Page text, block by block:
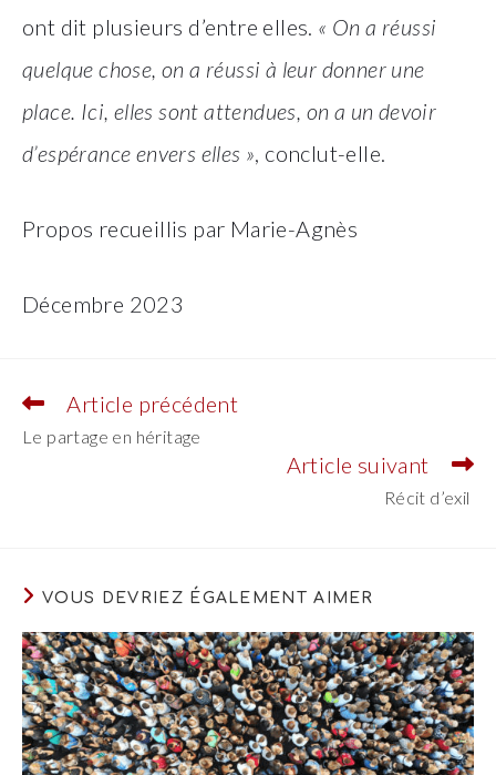
ont dit plusieurs d’entre elles. « On a réussi
quelque chose, on a réussi à leur donner une
place. Ici, elles sont attendues, on a un devoir
d’espérance envers elles », conclut-elle.
Propos recueillis par Marie-Agnès
Décembre 2023
Read
articles
Article précédent
Le partage en héritage
Article suivant
Récit d’exil
VOUS DEVRIEZ ÉGALEMENT AIMER